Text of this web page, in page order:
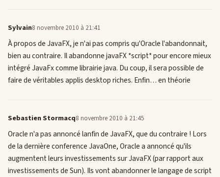
Sylvain8 novembre 2010 à 21:41
À propos de JavaFX, je n'ai pas compris qu'Oracle l'abandonnait,
bien au contraire. Il abandonne javaFX *script* pour encore mieux
intégré JavaFx comme librairie java. Du coup, il sera possible de
faire de véritables applis desktop riches. Enfin… en théorie
Sebastien Stormacq8 novembre 2010 à 21:45
Oracle n'a pas annoncé lanfin de JavaFX, que du contraire ! Lors
de la dernière conference JavaOne, Oracle a annoncé qu'ils
augmentent leurs investissements sur JavaFX (par rapport aux
investissements de Sun). Ils vont abandonner le langage de script